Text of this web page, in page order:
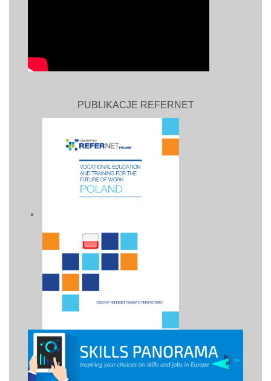
PUBLIKACJE REFERNET